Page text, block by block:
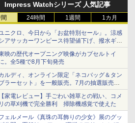
Impress Watchシリーズ 人気記事
24時間 1週間 1カ月
ニクロ、今日から「お盆特別セール」。涼感
アサッカーワンピース待望値下げ、撥水ギア
ョーツは1990円に
映の歴代オープニング映像がカプセルトイ
。全5種で8月下旬発売
ルディ、オンライン限定「ネコバッグ＆タン
ラーセット」を一般販売。7月の抽選販売の
選無効分
家電レビュー】手ごわい雑草との戦い、コメ
の草刈機で完全勝利 掃除機感覚で使えた
ェルメール《真珠の耳飾りの少女》展のグッ